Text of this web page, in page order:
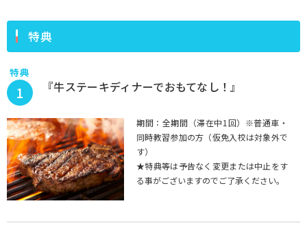
特典
特典
1 『牛ステーキディナーでおもてなし！』
期間：全期間（滞在中1回）※普通車・
同時教習参加の方（仮免入校は対象外で
す）
★特典等は予告なく変更または中止をす
る事がございますのでご了承ください。